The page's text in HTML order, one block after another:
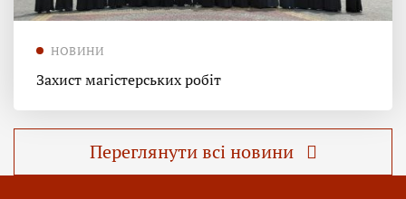
НОВИНИ
Захист магістерських робіт
Переглянути всі новини